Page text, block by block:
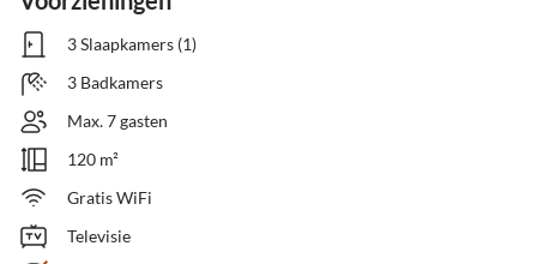
3 Slaapkamers (1)
3 Badkamers
Max. 7 gasten
120 m²
Gratis WiFi
Televisie